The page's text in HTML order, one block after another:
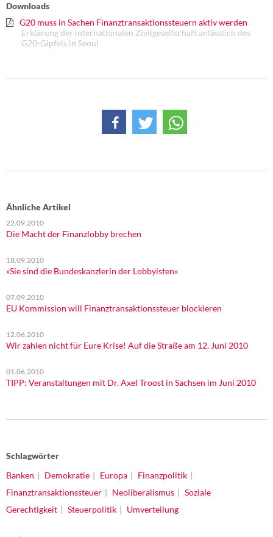
Downloads
G20 muss in Sachen Finanztransaktionssteuern aktiv werden
Erklärung der internationalen Zivilgesellschaft anlässlich des
G20-Gipfels in Seoul
Ähnliche Artikel
22.09.2010
Die Macht der Finanzlobby brechen
18.09.2010
»Sie sind die Bundeskanzlerin der Lobbyisten«
07.09.2010
EU Kommission will Finanztransaktionssteuer blockieren
12.06.2010
Wir zahlen nicht für Eure Krise! Auf die Straße am 12. Juni 2010
01.06.2010
TIPP: Veranstaltungen mit Dr. Axel Troost in Sachsen im Juni 2010
Schlagwörter
Banken
Demokratie Europa
Finanzpolitik
Finanztransaktionssteuer
Neoliberalismus
Soziale
Gerechtigkeit
Steuerpolitik Umverteilung